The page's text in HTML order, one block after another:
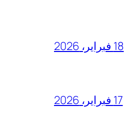
18 فبراير، 2026
17 فبراير، 2026